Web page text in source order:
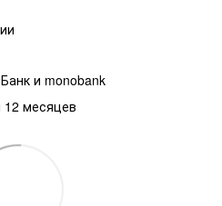
и monobank
12 месяцев